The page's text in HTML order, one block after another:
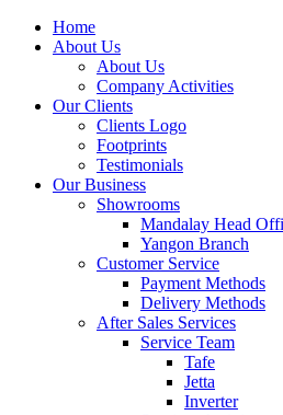
Home
About Us
About Us
Company Activities
Our Clients
Clients Logo
Footprints
Testimonials
Our Business
Showrooms
Mandalay Head
Yangon Branch
Customer Service
Payment Methods
Delivery Methods
After Sales Services
Service Team
Tafe
Jetta
Inverter